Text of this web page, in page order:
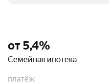
от 5,4%
Семейная ипотека
платёж